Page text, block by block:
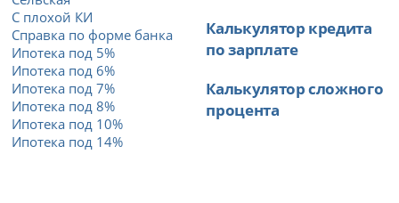
С плохой КИ
Справка по форме банка
Ипотека под 5%
Ипотека под 6%
Ипотека под 7%
Ипотека под 8%
Ипотека под 10%
Ипотека под 14%
Калькулятор кредита
по зарплате
Калькулятор сложного
процента